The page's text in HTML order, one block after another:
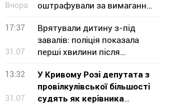
Вчора
оштрафували за вимагання
грошей у пацієнта
17:37
31.07
Врятували дитину з-під
завалів: поліція показала
перші хвилини після
ракетного удару по
Радушному
13:32
31.07
У Кривому Розі депутата з
провілкулівської більшості
судять як керівника